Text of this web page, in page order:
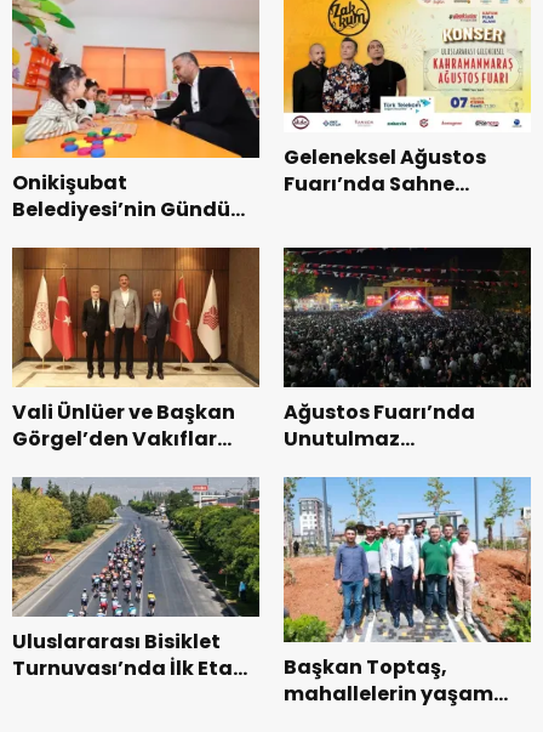
Onikişubat
Belediyesi’nin Gündüz
dönemin ön kayıtları
başladı.
Geleneksel Ağustos
Fuarı’nda Sahne
Vali Ünlüer ve Başkan
Görgel’den Vakıflar
ziyaret.
Ağustos Fuarı’nda
Unutulmaz
Uluslararası Bisiklet
Turnuvası’nda İlk Etap
Başkan Toptaş,
mahallelerin yaşam